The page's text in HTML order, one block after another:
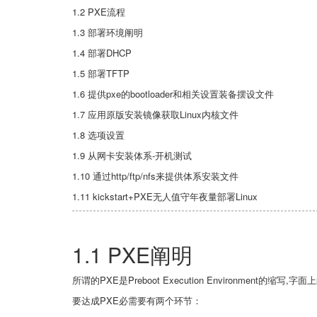
1.2 PXE流程
1.3 部署环境阐明
1.4 部署DHCP
1.5 部署TFTP
1.6 提供pxe的bootloader和相关设置装备摆设文件
1.7 应用原版安装镜像获取Linux内核文件
1.8 选项设置
1.9 从网卡安装体系-开机测试
1.10 通过http/ftp/nfs来提供体系安装文件
1.11 kickstart+PXE无人值守年夜量部署Linux
1.1 PXE阐明
所谓的PXE是Preboot Execution Environment的缩写,字面
要达成PXE必需要有两个环节：